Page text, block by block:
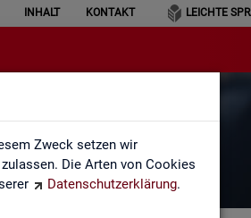
Zweck setzen wir
Die Arten von Cookies
Datenschutzerklärung.
INHALT KONTAKT LEICHTE